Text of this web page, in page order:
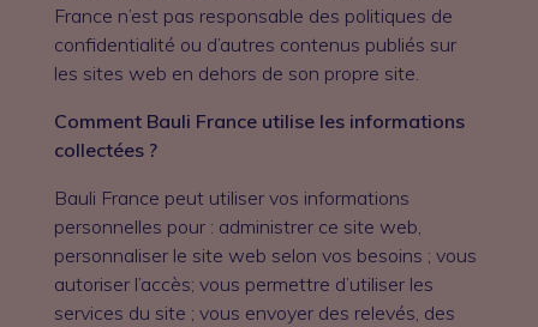
France n’est pas responsable des politiques de
confidentialité ou d’autres contenus publiés sur
les sites web en dehors de son propre site.
Comment Bauli France utilise les informations
collectées ?
Bauli France peut utiliser vos informations
personnelles pour : administrer ce site web,
personnaliser le site web selon vos besoins ; vous
autoriser l’accès; vous permettre d’utiliser les
services du site ; vous envoyer des relevés, des